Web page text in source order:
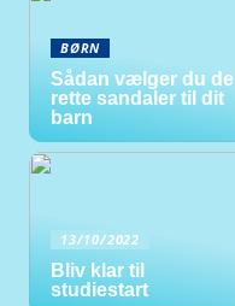
BØRN
Sådan vælger du de
rette sandaler til dit
barn
13/10/2022
Bliv klar til
studiestart